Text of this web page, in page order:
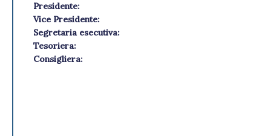
Presidente:
Vice Presidente:
Segretaria esecutiva:
Tesoriera:
Consigliera: